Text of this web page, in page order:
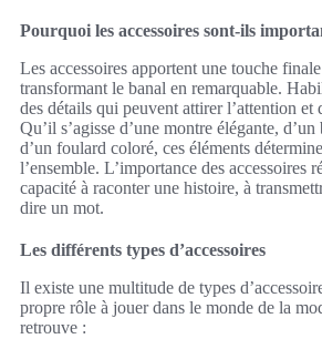
Pourquoi les accessoires sont-ils
Les accessoires apportent une touche
transformant le banal en remarquable.
des détails qui peuvent attirer l’attention et
Qu’il s’agisse d’une montre élégante,
d’un foulard coloré, ces éléments
l’ensemble. L’importance des accessoires
capacité à raconter une histoire, à
dire un mot.
Les différents types d’accessoires
Il existe une multitude de types
propre rôle à jouer dans le monde de la
retrouve :